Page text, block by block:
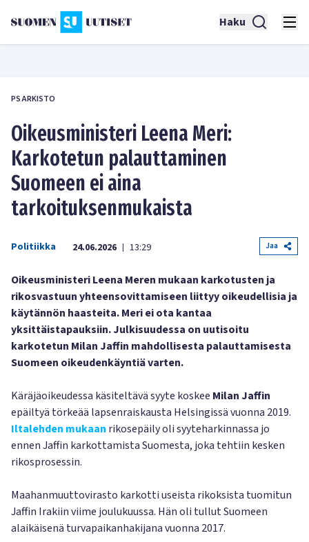
Haku
PS ARKISTO
Oikeusministeri Leena Meri:
Karkotetun palauttaminen
Suomeen ei aina
tarkoituksenmukaista
Politiikka 24.06.2026 | 13:29 Jaa
Oikeusministeri Leena Meren mukaan karkotusten ja
rikosvastuun yhteensovittamiseen liittyy oikeudellisia ja
käytännön haasteita. Meri ei ota kantaa
yksittäistapauksiin. Julkisuudessa on uutisoitu
karkotetun Milan Jaffin mahdollisesta palauttamisesta
Suomeen oikeudenkäyntiä varten.
Käräjäoikeudessa käsiteltävä syyte koskee Milan Jaffin
epäiltyä törkeää lapsenraiskausta Helsingissä vuonna 2019.
Iltalehden mukaan rikosepäily oli syyteharkinnassa jo
ennen Jaffin karkottamista Suomesta, joka tehtiin kesken
rikosprosessin.
Maahanmuuttovirasto karkotti useista rikoksista tuomitun
Jaffin Irakiin viime joulukuussa. Hän oli tullut Suomeen
alaikäisenä turvapaikanhakijana vuonna 2017.